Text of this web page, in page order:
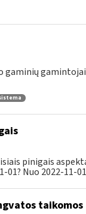
gaminių gamintojai
pinigais
Nuo 2022-11-
taikomos